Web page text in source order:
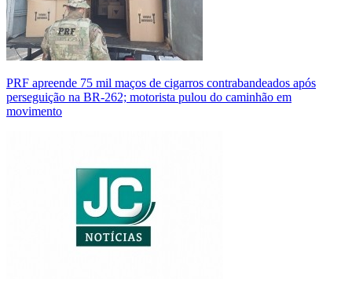
PRF apreende 75 mil maços de cigarros contrabandeados após
perseguição na BR-262; motorista pulou do caminhão em
movimento